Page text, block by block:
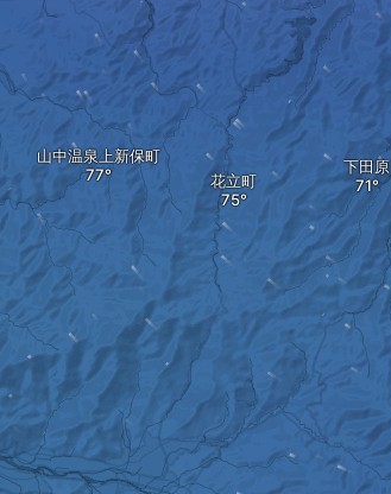
下田原
花立町
山中温泉上新保町